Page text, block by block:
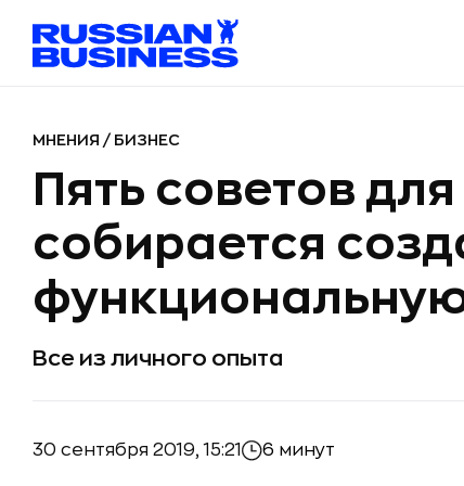
МНЕНИЯ / БИЗНЕС
Пять советов для
собирается
Все из личного опыта
30 сентября 2019, 15:21 6 минут